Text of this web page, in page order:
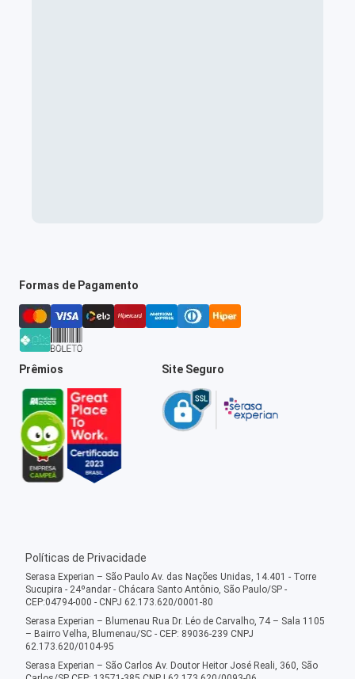
Formas de Pagamento
Prêmios Site Seguro
Políticas de Privacidade
Serasa Experian – São Paulo Av. das Nações Unidas, 14.401 - Torre
Sucupira - 24ºandar - Chácara Santo Antônio, São Paulo/SP -
CEP:04794-000 - CNPJ 62.173.620/0001-80
Serasa Experian – Blumenau Rua Dr. Léo de Carvalho, 74 – Sala 1105
– Bairro Velha, Blumenau/SC - CEP: 89036-239 CNPJ
62.173.620/0104-95
Serasa Experian – São Carlos Av. Doutor Heitor José Reali, 360, São